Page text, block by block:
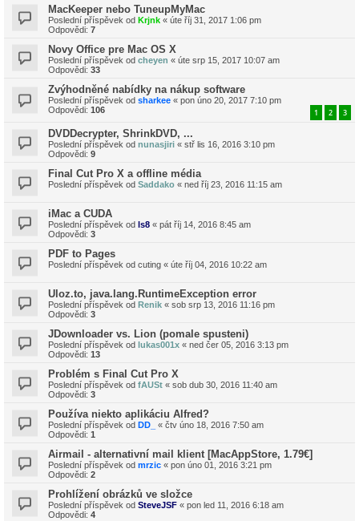
MacKeeper nebo TuneupMyMac
Poslední příspěvek od Krjnk « úte říj 31, 2017 1:06 pm
Odpovědi: 7
Novy Office pre Mac OS X
Poslední příspěvek od cheyen « úte srp 15, 2017 10:07 am
Odpovědi: 33
Zvýhodněné nabídky na nákup software
Poslední příspěvek od sharkee « pon úno 20, 2017 7:10 pm
Odpovědi: 106 1 2 3
DVDDecrypter, ShrinkDVD, ...
Poslední příspěvek od nunasjiri « stř lis 16, 2016 3:10 pm
Odpovědi: 9
Final Cut Pro X a offline média
Poslední příspěvek od Saddako « ned říj 23, 2016 11:15 am
iMac a CUDA
Poslední příspěvek od ls8 « pát říj 14, 2016 8:45 am
Odpovědi: 3
PDF to Pages
Poslední příspěvek od cuting « úte říj 04, 2016 10:22 am
Uloz.to, java.lang.RuntimeException error
Poslední příspěvek od Renik « sob srp 13, 2016 11:16 pm
Odpovědi: 3
JDownloader vs. Lion (pomale spusteni)
Poslední příspěvek od lukas001x « ned čer 05, 2016 3:13 pm
Odpovědi: 13
Problém s Final Cut Pro X
Poslední příspěvek od fAUSt « sob dub 30, 2016 11:40 am
Odpovědi: 3
Používa niekto aplikáciu Alfred?
Poslední příspěvek od DD_ « čtv úno 18, 2016 7:50 am
Odpovědi: 1
Airmail - alternativní mail klient [MacAppStore, 1.79€]
Poslední příspěvek od mrzic « pon úno 01, 2016 3:21 pm
Odpovědi: 2
Prohlížení obrázků ve složce
Poslední příspěvek od SteveJSF « pon led 11, 2016 6:18 am
Odpovědi: 4